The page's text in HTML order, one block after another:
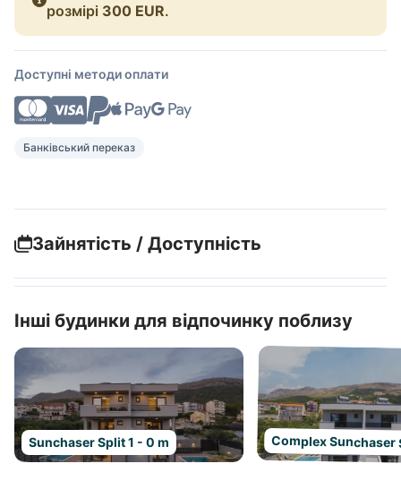
розмірі 300 EUR.
Доступні методи оплати
Банківський переказ
Зайнятість / Доступність
Інші будинки для відпочинку поблизу
Sunchaser Split 1 - 0 m Complex Sunchaser